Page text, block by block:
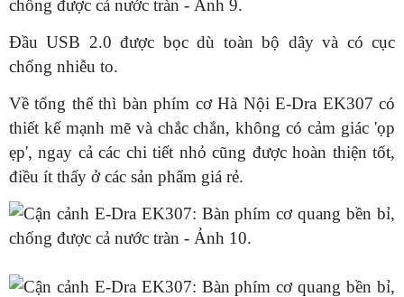
Đầu USB 2.0 được bọc dù toàn bộ dây và có cục
chống nhiễu to.
Về tổng thể thì bàn phím cơ Hà Nội E-Dra EK307 có
thiết kế mạnh mẽ và chắc chắn, không có cảm giác 'ọp
ẹp', ngay cả các chi tiết nhỏ cũng được hoàn thiện tốt,
điều ít thấy ở các sản phẩm giá rẻ.